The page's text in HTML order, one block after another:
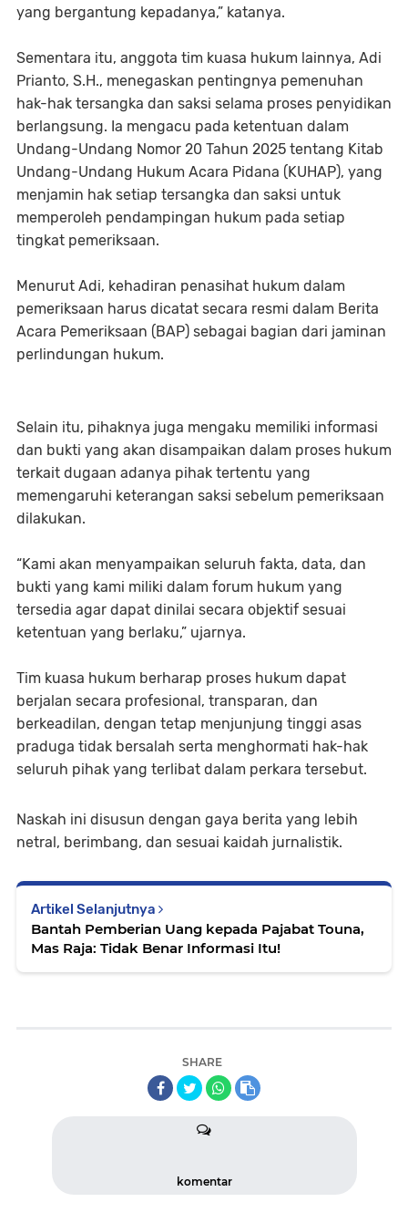
yang bergantung kepadanya,” katanya.
Sementara itu, anggota tim kuasa hukum lainnya, Adi
Prianto, S.H., menegaskan pentingnya pemenuhan
hak-hak tersangka dan saksi selama proses penyidikan
berlangsung. Ia mengacu pada ketentuan dalam
Undang-Undang Nomor 20 Tahun 2025 tentang Kitab
Undang-Undang Hukum Acara Pidana (KUHAP), yang
menjamin hak setiap tersangka dan saksi untuk
memperoleh pendampingan hukum pada setiap
tingkat pemeriksaan.
Menurut Adi, kehadiran penasihat hukum dalam
pemeriksaan harus dicatat secara resmi dalam Berita
Acara Pemeriksaan (BAP) sebagai bagian dari jaminan
perlindungan hukum.
Selain itu, pihaknya juga mengaku memiliki informasi
dan bukti yang akan disampaikan dalam proses hukum
terkait dugaan adanya pihak tertentu yang
memengaruhi keterangan saksi sebelum pemeriksaan
dilakukan.
“Kami akan menyampaikan seluruh fakta, data, dan
bukti yang kami miliki dalam forum hukum yang
tersedia agar dapat dinilai secara objektif sesuai
ketentuan yang berlaku,” ujarnya.
Tim kuasa hukum berharap proses hukum dapat
berjalan secara profesional, transparan, dan
berkeadilan, dengan tetap menjunjung tinggi asas
praduga tidak bersalah serta menghormati hak-hak
seluruh pihak yang terlibat dalam perkara tersebut.
Naskah ini disusun dengan gaya berita yang lebih
netral, berimbang, dan sesuai kaidah jurnalistik.
Artikel Selanjutnya
Bantah Pemberian Uang kepada Pajabat Touna,
Mas Raja: Tidak Benar Informasi Itu!
SHARE
komentar